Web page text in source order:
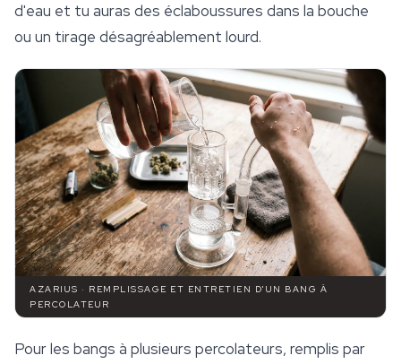
d'eau et tu auras des éclaboussures dans la bouche
ou un tirage désagréablement lourd.
AZARIUS · REMPLISSAGE ET ENTRETIEN D'UN BANG À
PERCOLATEUR
Pour les bangs à plusieurs percolateurs, remplis par